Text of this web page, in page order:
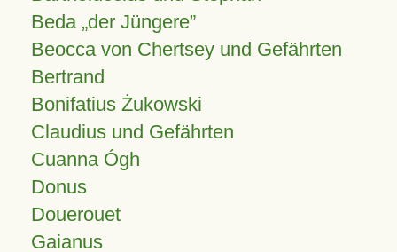
Beda „der Jüngere”
Beocca von Chertsey und Gefährten
Bertrand
Bonifatius Żukowski
Claudius und Gefährten
Cuanna Ógh
Donus
Douerouet
Gaianus